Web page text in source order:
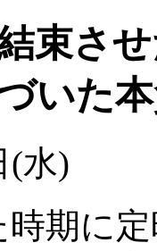
束さ
いた
(水)
期に